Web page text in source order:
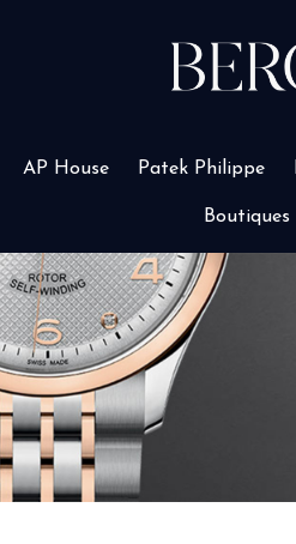
AP House Patek Philippe
Boutiques